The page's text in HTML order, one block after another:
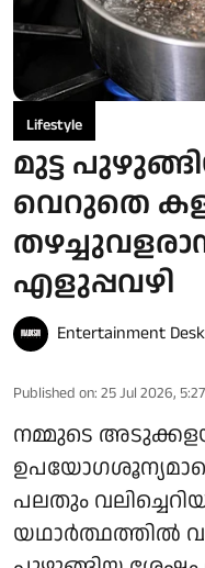
Lifestyle
മുട്ട
വെറുതെ
എളുപ്പവഴി
Entertainment Desk
Published on: 25 Jul 2026,
നമ്മുടെ
പലതും
യഥാർത്ഥത്തിൽ